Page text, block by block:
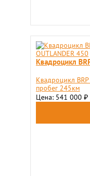
Квадроцикл
Квадроцикл
пробег 245км
Цена: 541 000 ₽